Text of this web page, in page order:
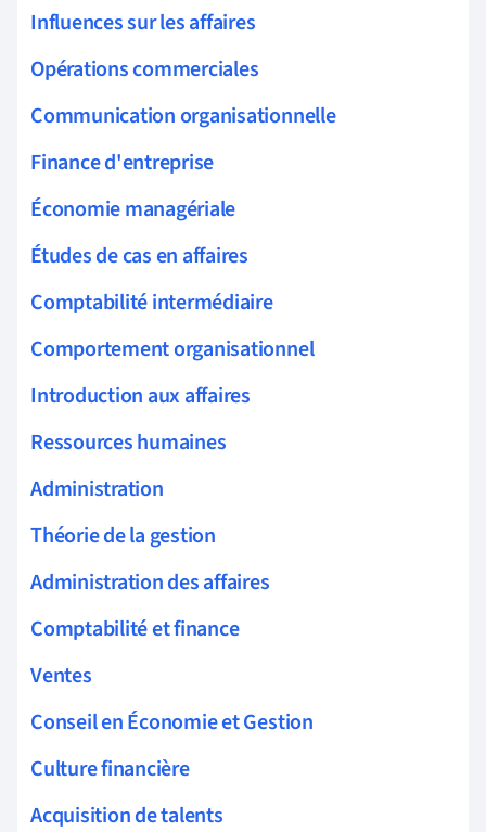
Influences sur les affaires
Opérations commerciales
Communication organisationnelle
Finance d'entreprise
Économie managériale
Études de cas en affaires
Comptabilité intermédiaire
Comportement organisationnel
Introduction aux affaires
Ressources humaines
Administration
Théorie de la gestion
Administration des affaires
Comptabilité et finance
Ventes
Conseil en Économie et Gestion
Culture financière
Acquisition de talents